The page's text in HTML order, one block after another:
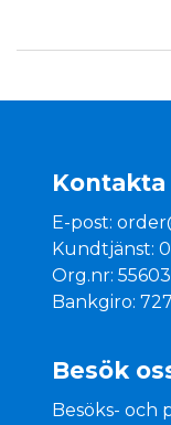
grönt till gult
Kontakta
E-post:
Kundtjänst:
Org.nr:
Bankgiro:
Besök
Besöks- och